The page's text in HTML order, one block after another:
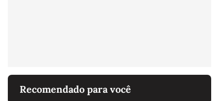
Recomendado para você